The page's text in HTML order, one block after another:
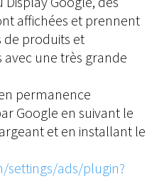
affichées et prennent
de produits et
une très grande
permanence
Google en suivant le
et en installant le
settings/ads/plugin?